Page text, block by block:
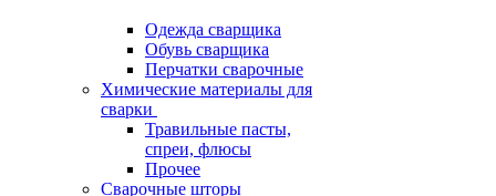
Одежда сварщика
Обувь сварщика
Перчатки сварочные
Химические материалы для
сварки
Травильные пасты,
спреи, флюсы
Прочее
Сварочные шторы